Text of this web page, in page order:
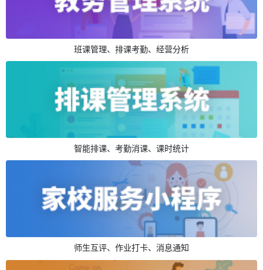
班课管理、排课考勤、经营分析
智能排课、考勤消课、课时统计
师生互评、作业打卡、消息通知